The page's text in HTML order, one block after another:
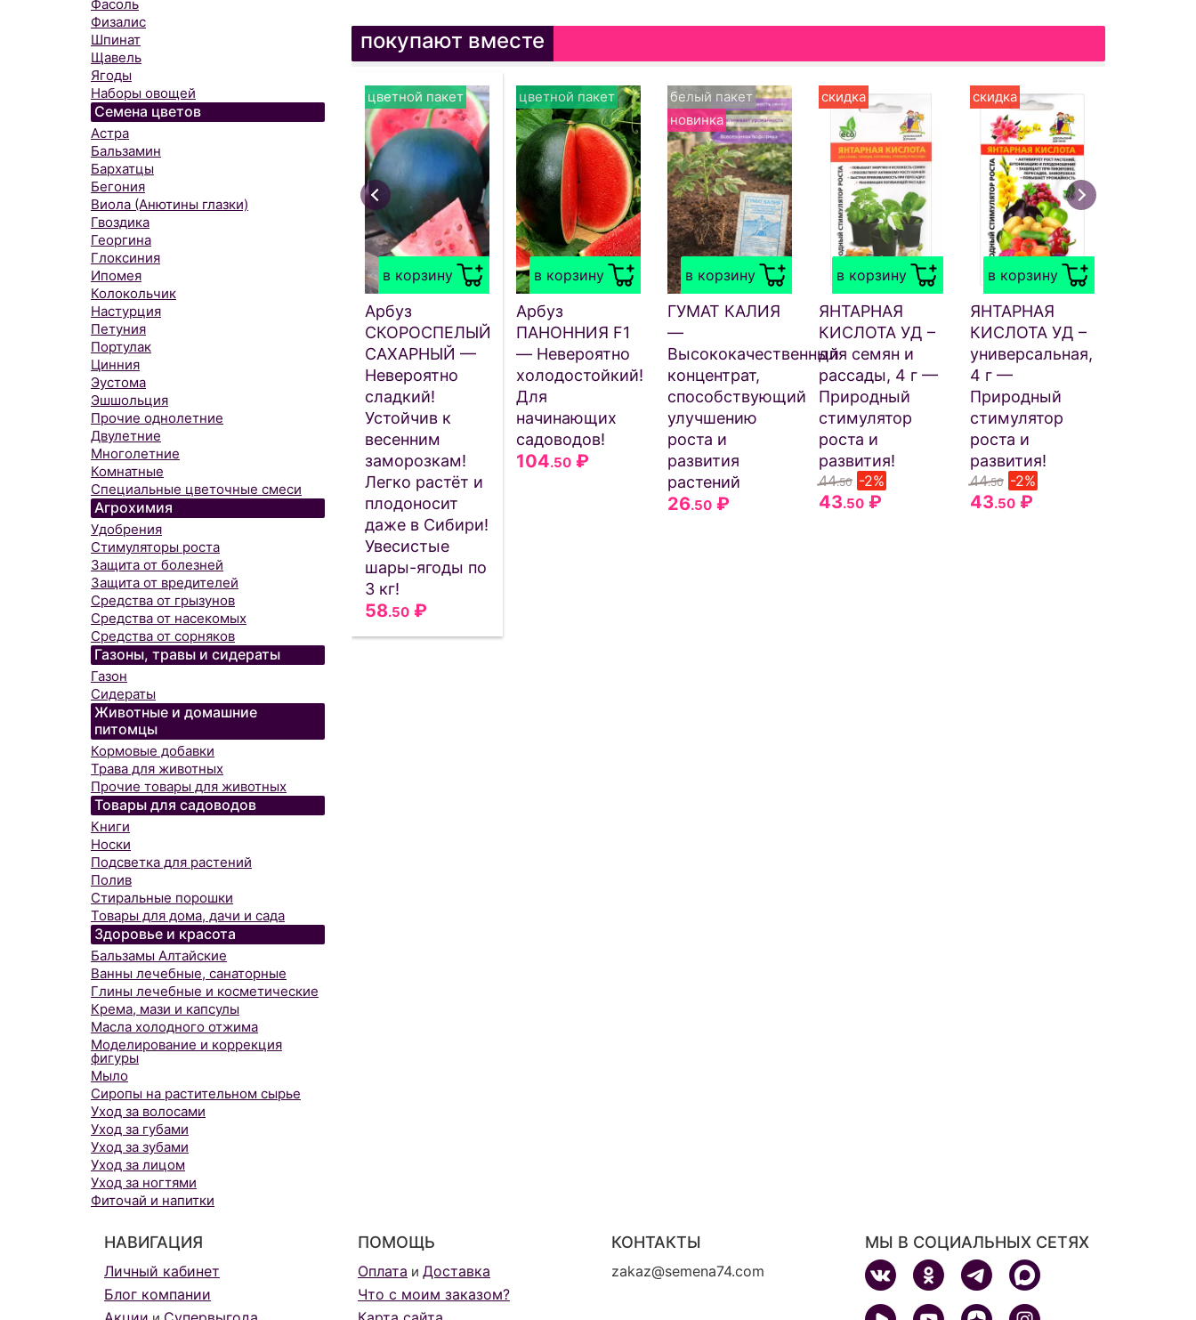
Фасоль
Физалис
Шпинат
Щавель
Ягоды
Наборы овощей
Семена цветов
Астра
Бальзамин
Бархатцы
Бегония
Виола (Анютины глазки)
Гвоздика
Георгина
Глоксиния
Ипомея
Колокольчик
Настурция
Петуния
Портулак
Цинния
Эустома
Эшшольция
Прочие однолетние
Двулетние
Многолетние
Комнатные
Специальные цветочные смеси
Агрохимия
Удобрения
Стимуляторы роста
Защита от болезней
Защита от вредителей
Средства от грызунов
Средства от насекомых
Средства от сорняков
Газоны, травы и сидераты
Газон
Сидераты
Животные и домашние
питомцы
Кормовые добавки
Трава для животных
Прочие товары для животных
Товары для садоводов
Книги
Носки
Подсветка для растений
Полив
Стиральные порошки
Товары для дома, дачи и сада
Здоровье и красота
Бальзамы Алтайские
Ванны лечебные, санаторные
Глины лечебные и косметические
Крема, мази и капсулы
Масла холодного отжима
Моделирование и коррекция
фигуры
Мыло
Сиропы на растительном сырье
Уход за волосами
Уход за губами
Уход за зубами
Уход за лицом
Уход за ногтями
Фиточай и напитки
покупают вместе
в корзину
цветной пакет
Арбуз
СКОРОСПЕЛЫЙ
САХАРНЫЙ —
Невероятно
сладкий!
Устойчив к
весенним
заморозкам!
Легко растёт и
плодоносит
даже в Сибири!
Увесистые
шары-ягоды по
3 кг!
58.50₽
в корзину
цветной пакет
Арбуз
ПАНОННИЯ F1
— Невероятно
холодостойкий!
Для
начинающих
садоводов!
104.50₽
в корзину
белый пакет
новинка
ГУМАТ КАЛИЯ
—
Высококачественный
концентрат,
способствующий
улучшению
роста и
развития
растений
26.50₽
в корзину
скидка
ЯНТАРНАЯ
КИСЛОТА УД –
для семян и
рассады, 4 г —
Природный
стимулятор
роста и
развития!
44.50 -2%
43.50₽
в корзину
скидка
ЯНТАРНАЯ
КИСЛОТА УД –
универсальная,
4 г —
Природный
стимулятор
роста и
развития!
44.50 -2%
43.50₽
НАВИГАЦИЯ
Личный кабинет
Блог компании
ПОМОЩЬ
Оплата и Доставка
Что с моим заказом?
КОНТАКТЫ
zakaz@semena74.com
МЫ В СОЦИАЛЬНЫХ СЕТЯХ